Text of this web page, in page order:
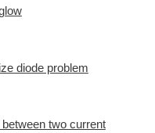
diode problem
two current